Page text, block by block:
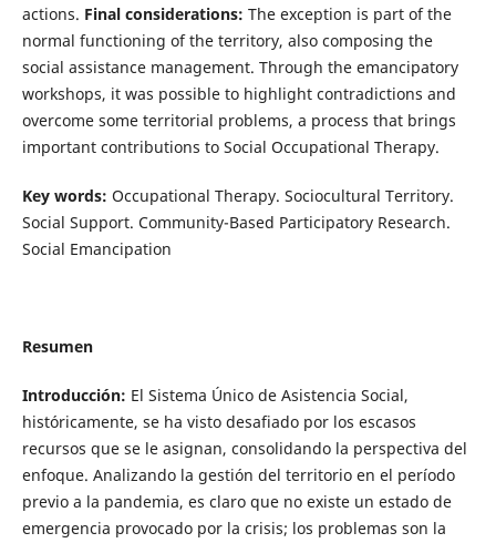
actions. Final considerations: The exception is part of the
normal functioning of the territory, also composing the
social assistance management. Through the emancipatory
workshops, it was possible to highlight contradictions and
overcome some territorial problems, a process that brings
important contributions to Social Occupational Therapy.
Key words: Occupational Therapy. Sociocultural Territory.
Social Support. Community-Based Participatory Research.
Social Emancipation
Resumen
Introducción: El Sistema Único de Asistencia Social,
históricamente, se ha visto desafiado por los escasos
recursos que se le asignan, consolidando la perspectiva del
enfoque. Analizando la gestión del territorio en el período
previo a la pandemia, es claro que no existe un estado de
emergencia provocado por la crisis; los problemas son la